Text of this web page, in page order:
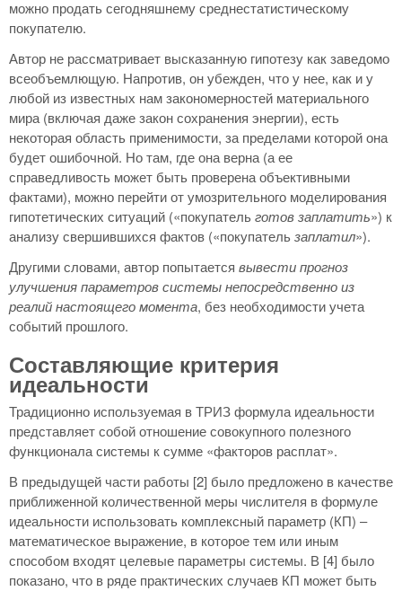
можно продать сегодняшнему среднестатистическому
покупателю.
Автор не рассматривает высказанную гипотезу как заведомо
всеобъемлющую. Напротив, он убежден, что у нее, как и у
любой из известных нам закономерностей материального
мира (включая даже закон сохранения энергии), есть
некоторая область применимости, за пределами которой она
будет ошибочной. Но там, где она верна (а ее
справедливость может быть проверена объективными
фактами), можно перейти от умозрительного моделирования
гипотетических ситуаций («покупательготов заплатить») к
анализу свершившихся фактов («покупательзаплатил»).
Другими словами, автор попытается вывести прогноз
улучшения параметров системы непосредственно из
реалий настоящего момента, без необходимости учета
событий прошлого.
Составляющие критерия
идеальности
Традиционно используемая в ТРИЗ формула идеальности
представляет собой отношение совокупного полезного
функционала системы к сумме «факторов расплат».
В предыдущей части работы [2] было предложено в качестве
приближенной количественной меры числителя в формуле
идеальности использовать комплексный параметр (КП) –
математическое выражение, в которое тем или иным
способом входят целевые параметры системы. В [4] было
показано, что в ряде практических случаев КП может быть